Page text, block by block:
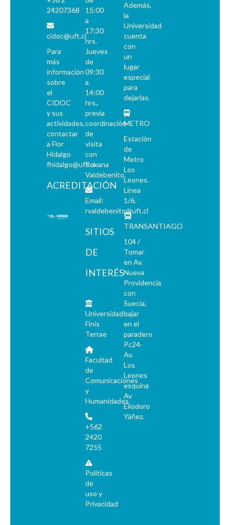
24207368
cidoc@uft.cl
Para
más
información
sobre
el
CIDOC
y sus
actividades,
contactar
a Flor
Hidalgo
fhidalgo@uft.cl
ACREDITACIÓN
15:00
a
17:30
hrs.
Jueves
de
09:30
a
14:00
hrs.,
previa
coordinación
de
visita
con
Roxana
Valdebenito.
Email:
rvaldebenito@uft.cl
SITIOS
DE
INTERÉS
Universidad
Finis
Terrae
Facultad
de
Comunicaciones
y
Humanidades
+562
2420
7255
Políticas
de
uso y
Privacidad
Además,
la
Universidad
cuenta
con
un
lugar
especial
para
dejarlas.
METRO
Estación
de
Metro
Los
Leones.
Línea
1/6.
TRANSANTIAGO
104 /
Tomar
en Av.
Nueva
Providencia
con
Suecia,
bajar
en el
paradero
Pc24-
Av.
Los
Leones
esquina
Av
Eliodoro
Yáñez.